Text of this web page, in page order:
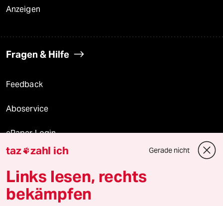
Anzeigen
Fragen & Hilfe
Feedback
Aboservice
ePaper Login
Downloads für Abonnierende
© 2026 taz Verlags und Vertriebs GmbH
taz zahl ich Gerade nicht
Links lesen, rechts
bekämpfen